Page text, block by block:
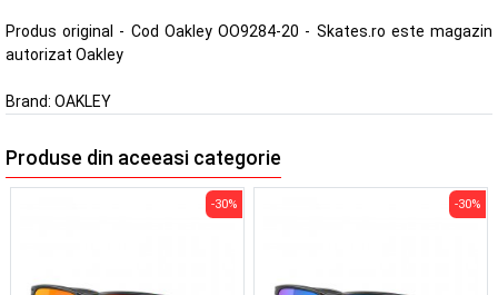
Produs original - Cod Oakley OO9284-20 - Skates.ro este magazin
autorizat Oakley
Brand: OAKLEY
Produse din aceeasi categorie
-30% -30%